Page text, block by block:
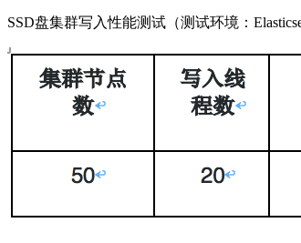
SSD盘集群写入性能测试（测试环境：